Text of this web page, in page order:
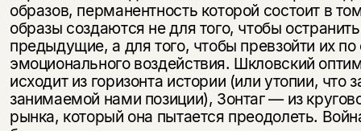
образов, перманентность ко­торой состоит в
образы создаются не для того, чтобы остранить
предыдущие, а для того, чтобы превзойти их по
эмоционального воздействия. Шкловский
исходит из горизонта истории (или утопии, что
занимаемой нами позиции), Зонтаг — из
рынка, который она пытается преодолеть.